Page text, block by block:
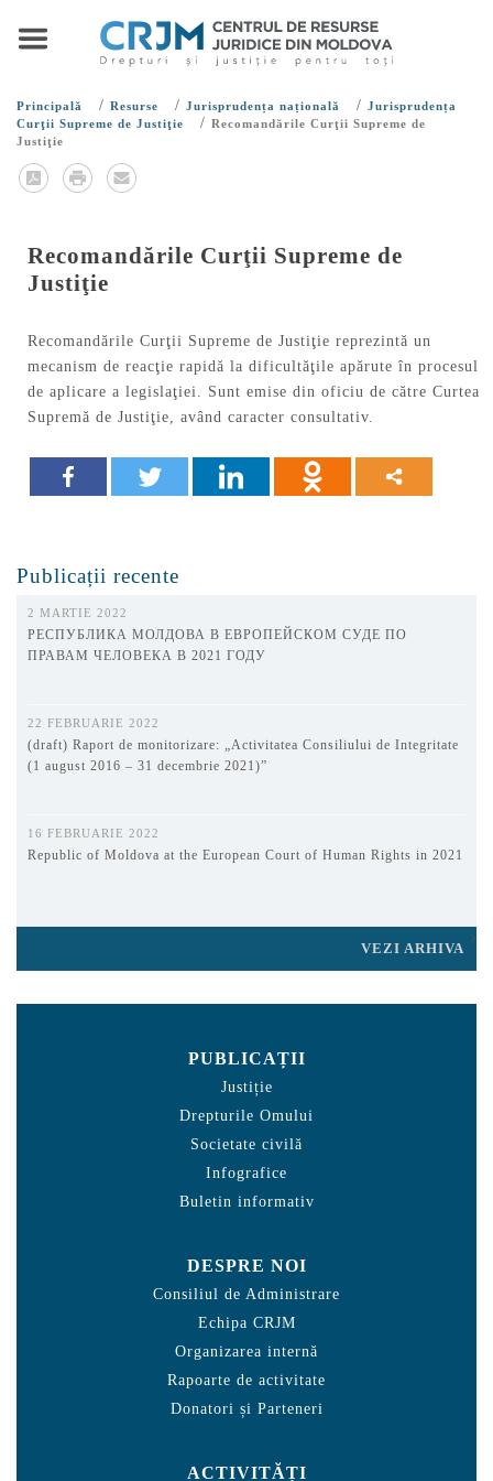
Principală / Resurse / Jurisprudența națională / Jurisprudența
Curţii Supreme de Justiţie
/ Recomandările Curţii Supreme de
Justiţie
Recomandările Curţii Supreme de
Justiţie
Recomandările Curţii Supreme de Justiţie reprezintă un
mecanism de reacţie rapidă la dificultăţile apărute în procesul
de aplicare a legislaţiei. Sunt emise din oficiu de către Curtea
Supremă de Justiţie, având caracter consultativ.
Publicații recente
2 MARTIE 2022
РЕСПУБЛИКА МОЛДОВА В ЕВРОПЕЙСКОМ СУДЕ ПО
ПРАВАМ ЧЕЛОВЕКА В 2021 ГОДУ
22 FEBRUARIE 2022
(draft) Raport de monitorizare: „Activitatea Consiliului de Integritate
(1 august 2016 – 31 decembrie 2021)”
16 FEBRUARIE 2022
Republic of Moldova at the European Court of Human Rights in 2021
VEZI ARHIVA
PUBLICAȚII
Justiție
Drepturile Omului
Societate civilă
Infografice
Buletin informativ
DESPRE NOI
Consiliul de Administrare
Echipa CRJM
Organizarea internă
Rapoarte de activitate
Donatori și Parteneri
ACTIVITĂȚI